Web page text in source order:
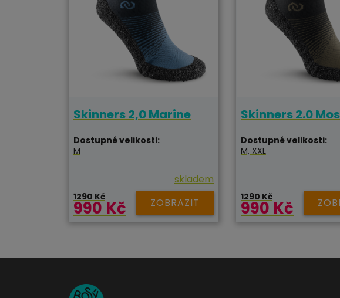
Skinners 2,0 Marine
Dostupné velikosti:
M
skladem
1290 Kč
990 Kč ZOBRAZIT
Skinners 2.0
Dostupné velikosti:
M, XXL
1290 Kč
990 Kč